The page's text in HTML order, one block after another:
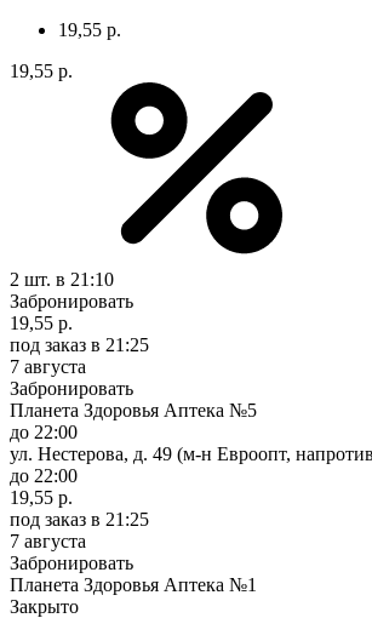
19,55 р.
19,55 р.
2 шт. в 21:10
Забронировать
19,55 р.
под заказ в 21:25
7 августа
Забронировать
Планета Здоровья Аптека №5
до 22:00
ул. Нестерова, д. 49 (м-н Евроопт,
до 22:00
19,55 р.
под заказ в 21:25
7 августа
Забронировать
Планета Здоровья Аптека №1
Закрыто